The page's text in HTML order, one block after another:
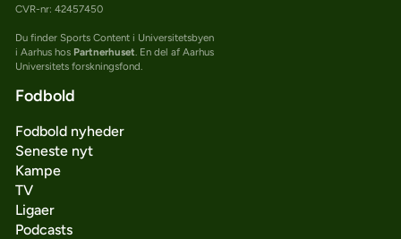
CVR-nr: 42457450
Du finder Sports Content i Universitetsbyen
i Aarhus hos Partnerhuset. En del af Aarhus
Universitets forskningsfond.
Fodbold
Fodbold nyheder
Seneste nyt
Kampe
TV
Ligaer
Podcasts